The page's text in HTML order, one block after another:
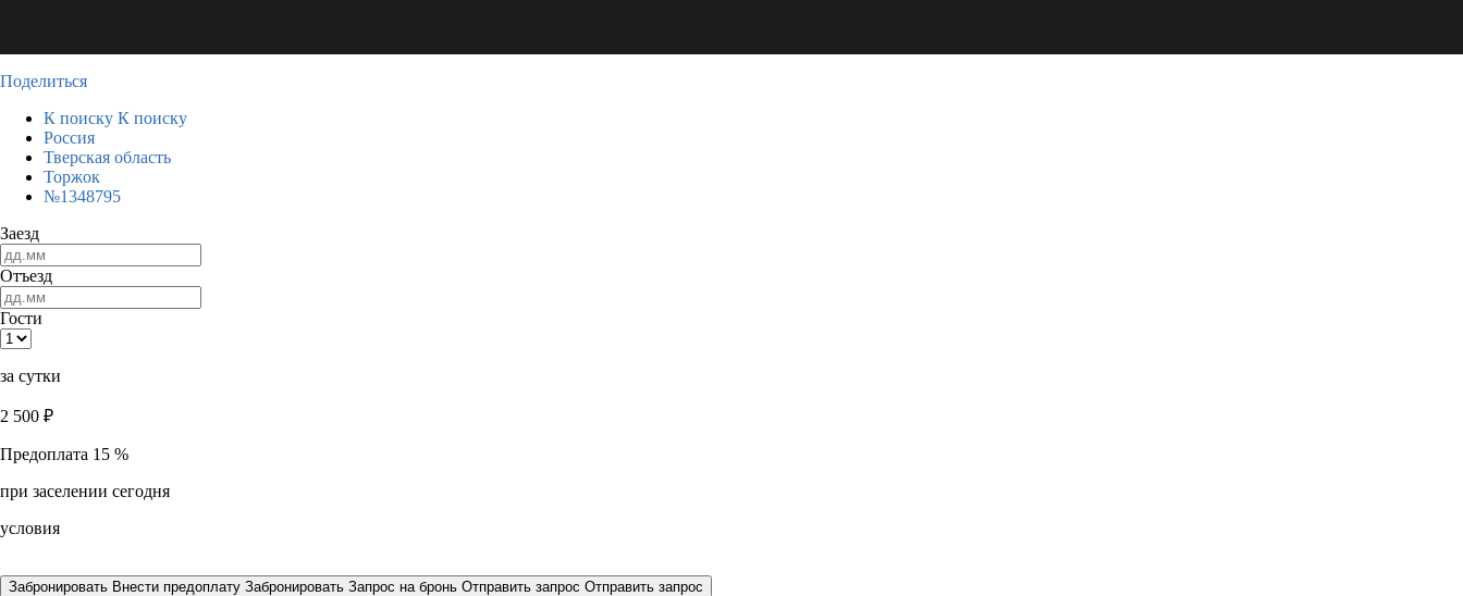
Поделиться
К поиску К поиску
Россия
Тверская область
Торжок
№1348795
Заезд
Отъезд
Гости
за сутки
2 500 ₽
Предоплата 15 %
при заселении сегодня
условия
Забронировать Внести предоплату Забронировать Запрос на бронь Отправить запрос Отправить запрос